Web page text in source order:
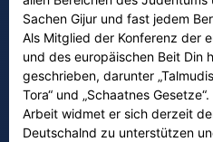
Sachen Gijur und fast jedem
Als Mitglied der Konferenz der
und des europäischen Beit Din
geschrieben, darunter
Tora“ und „Schaatnes
Arbeit widmet er sich derzeit
Deutschalnd zu unterstützen